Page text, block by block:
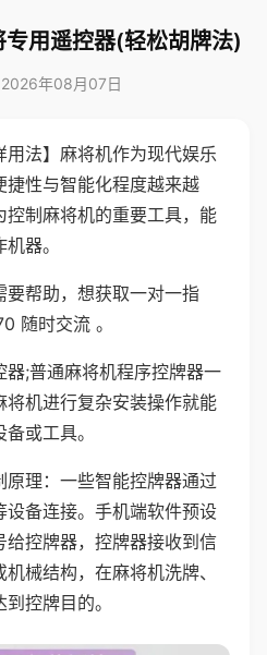
用遥控器(轻松胡牌法)
年08月07日
用法】麻将机作为现代娱乐
性与智能化程度越来越
控制麻将机的重要工具，能
器。
要帮助，想获取一对一指
随时交流 。
器;普通麻将机程序控牌器一
机进行复杂安装操作就能
或工具。
原理：一些智能控牌器通过
设备连接。手机端软件预设
控牌器，控牌器接收到信
械结构，在麻将机洗牌、
控牌目的。